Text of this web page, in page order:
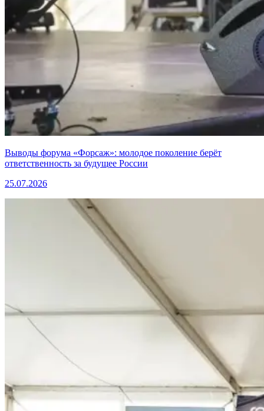
Выводы форума «Форсаж»: молодое поколение берёт
ответственность за будущее России
25.07.2026